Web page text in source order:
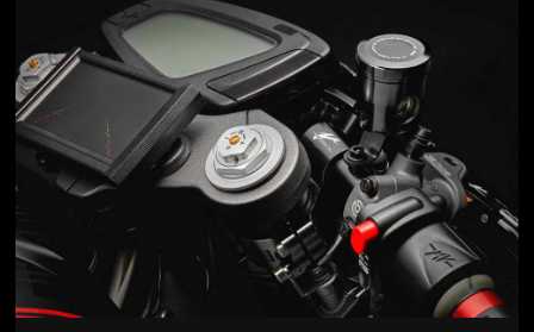
Jön még kép!